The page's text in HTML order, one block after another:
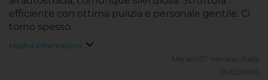
efficiente con ottima pulizia e personale gentile. Ci
torno spesso.
Mostra informazioni
Merano57.
Merano, Italia
18/03/2026